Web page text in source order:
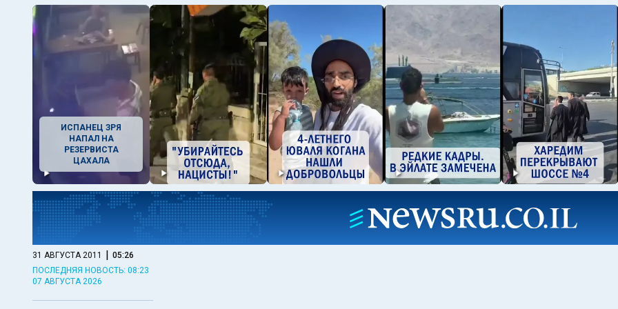
ИСПАНЕЦ ЗРЯ
НАПАЛ НА
РЕЗЕРВИСТА
ЦАХАЛА
31 АВГУСТА 2011 | 05:26
ПОСЛЕДНЯЯ НОВОСТЬ: 08:23
07 АВГУСТА 2026